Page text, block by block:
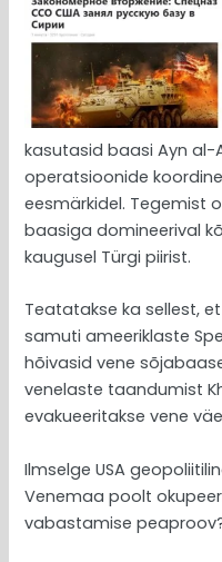
kasutasid baasi Ayn al-
operatsioonide
eesmärkidel. Tegemist
baasiga domineerival
kaugusel Türgi piirist.
Teatatakse ka sellest,
samuti ameeriklaste
hõivasid vene
venelaste taandumist
evakueeritakse vene
Ilmselge USA
Venemaa poolt
vabastamise